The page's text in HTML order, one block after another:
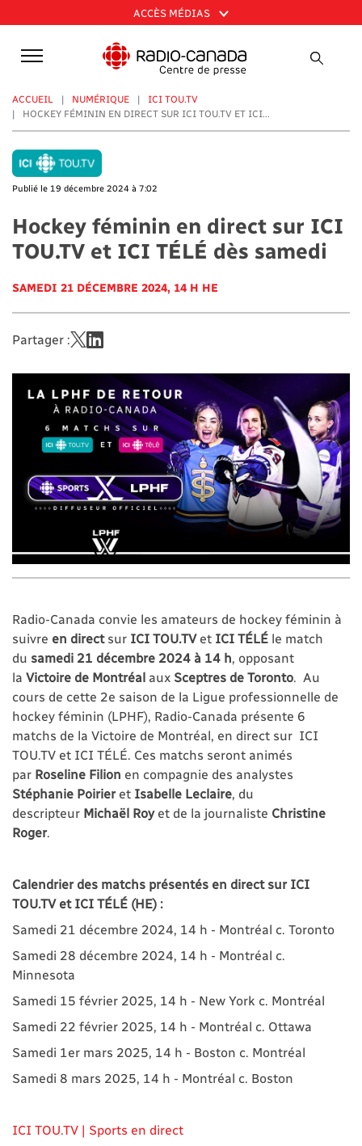
au
contenu
principal
ACCÈS MÉDIAS
ACCUEIL NUMÉRIQUE
ICI TOU.TV
HOCKEY FÉMININ EN DIRECT SUR ICI TOU.TV ET ICI...
Publié le 19 décembre 2024 à 7:02
Hockey féminin en direct sur ICI
TOU.TV et ICI TÉLÉ dès samedi
SAMEDI 21 DÉCEMBRE 2024, 14 H HE
Partager :
Radio-Canada convie les amateurs de hockey féminin à
suivre en directsur ICI TOU.TVet ICI TÉLÉ le match
du samedi 21 décembre 2024 à 14 h , opposant
la Victoire de Montréal aux Sceptres de Toronto . Au
cours de cette 2e saison de la Ligue professionnelle de
hockey féminin (LPHF), Radio-Canada présente 6
matchs de la Victoire de Montréal, en direct sur ICI
TOU.TV et ICI TÉLÉ. Ces matchs seront animés
par Roseline Filion en compagnie des analystes
Stéphanie Poirier et Isabelle Leclaire , du
descripteur Michaël Roy et de la journaliste Christine
Roger.
Calendrier des matchs présentés en direct sur ICI
TOU.TV et ICI TÉLÉ (HE) :
Samedi 21 décembre 2024, 14 h - Montréal c. Toronto
Samedi 28 décembre 2024, 14 h - Montréal c.
Minnesota
Samedi 15 février 2025, 14 h - New York c. Montréal
Samedi 22 février 2025, 14 h - Montréal c. Ottawa
Samedi 1er mars 2025, 14 h - Boston c. Montréal
Samedi 8 mars 2025, 14 h - Montréal c. Boston
ICI TOU.TV | Sports en direct